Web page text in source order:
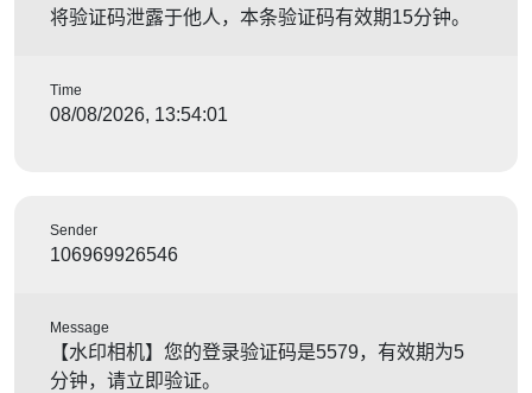
将验证码泄露于他人，本条验证码有效期15分钟。
Time
08/08/2026, 13:54:01
Sender
106969926546
Message
【水印相机】您的登录验证码是5579，有效期为5
分钟，请立即验证。